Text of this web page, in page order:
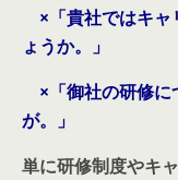
× 「貴社ではキ
ょうか。」
× 「御社の研修
が。」
単に研修制度やキ